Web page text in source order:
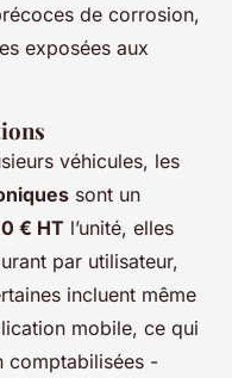
de corrosion,
exposées aux
véhicules, les
sont un
€ HT l’unité, elles
par utilisateur,
incluent même
mobile, ce qui
comptabilisées -